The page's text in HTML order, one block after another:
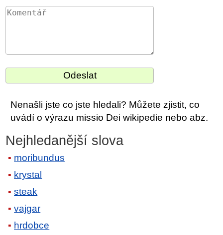
Nenašli jste co jste hledali? Můžete zjistit, co
uvádí o výrazu missio Dei wikipedie nebo abz.
Nejhledanější slova
moribundus
krystal
steak
vajgar
hrdobce